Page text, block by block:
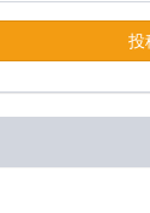
投